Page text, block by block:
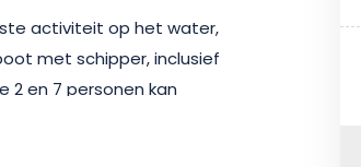
activiteit op het water,
met schipper, inclusief
en 7 personen kan
op reservering.